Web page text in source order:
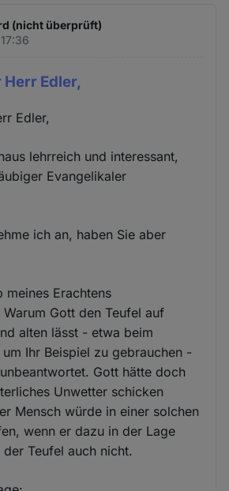
(nicht überprüft)
Edler,
Edler,
lehrreich und interessant,
Evangelikaler
ich an, haben Sie aber
meines Erachtens
Gott den Teufel auf
alten lässt - etwa beim
Ihr Beispiel zu gebrauchen -
Gott hätte doch
Unwetter schicken
Mensch würde in einer solchen
wenn er dazu in der Lage
Teufel auch nicht.